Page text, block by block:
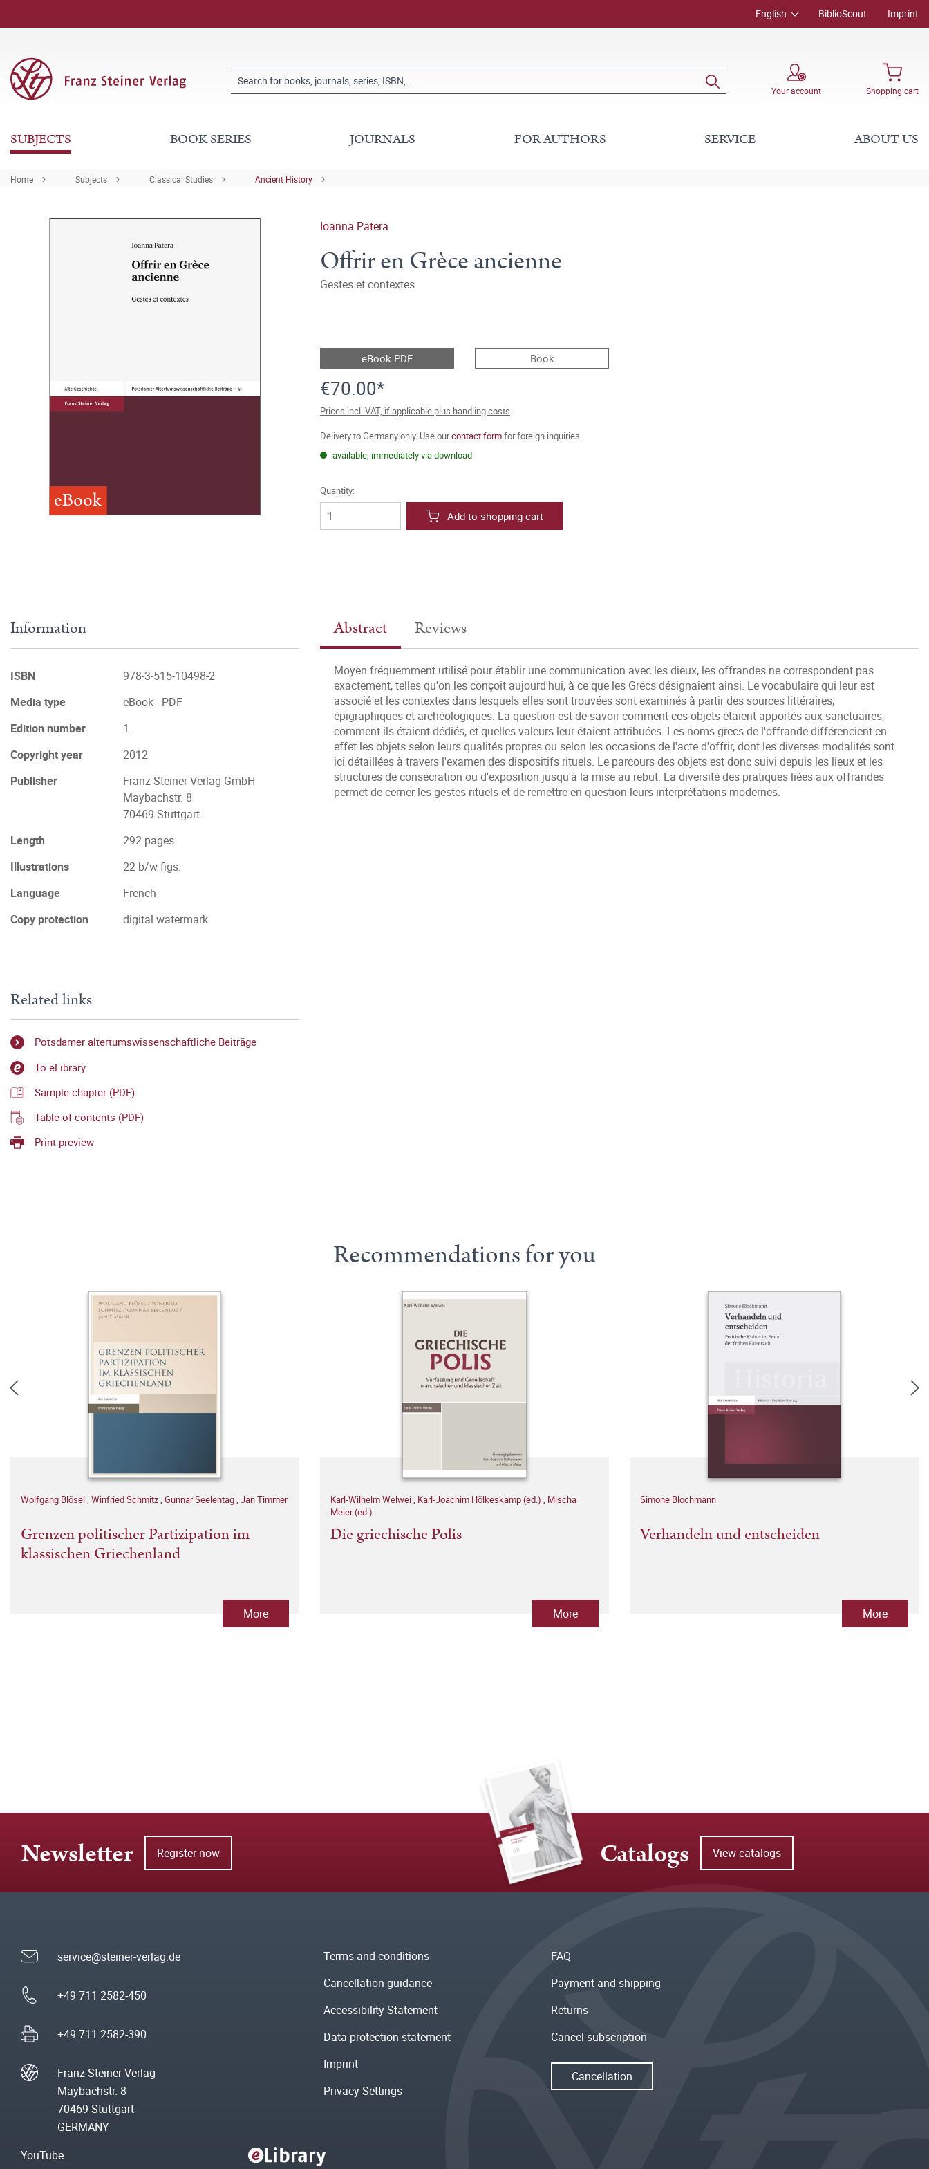
English BiblioScout Imprint
Your account Shopping cart
SUBJECTS BOOK SERIES JOURNALS FOR AUTHORS SERVICE ABOUT US
Home Subjects Classical Studies Ancient History
eBook
Ioanna Patera
Offrir en Grèce ancienne
Gestes et contextes
eBook PDF Book
€70.00*
Prices incl. VAT, if applicable plus handling costs
Delivery to Germany only. Use ourcontact formfor foreign inquiries.
available, immediately via download
Quantity:
Add to shopping cart
Abstract Reviews
Moyen fréquemment utilisé pour établir une communication avec les dieux, les offrandes ne correspondent pas
exactement, telles qu'on les conçoit aujourd'hui, à ce que les Grecs désignaient ainsi. Le vocabulaire qui leur est
associé et les contextes dans lesquels elles sont trouvées sont examinés à partir des sources littéraires,
épigraphiques et archéologiques. La question est de savoir comment ces objets étaient apportés aux sanctuaires,
comment ils étaient dédiés, et quelles valeurs leur étaient attribuées. Les noms grecs de l'offrande différencient en
effet les objets selon leurs qualités propres ou selon les occasions de l'acte d'offrir, dont les diverses modalités sont
ici détaillées à travers l'examen des dispositifs rituels. Le parcours des objets est donc suivi depuis les lieux et les
structures de consécration ou d'exposition jusqu'à la mise au rebut. La diversité des pratiques liées aux offrandes
permet de cerner les gestes rituels et de remettre en question leurs interprétations modernes.
Information
ISBN
978-3-515-10498-2
Media type
eBook - PDF
Edition number
1.
Copyright year
2012
Publisher
Franz Steiner Verlag GmbH
Maybachstr. 8
70469 Stuttgart
Length
292 pages
Illustrations
22 b/w figs.
Language
French
Copy protection
digital watermark
Related links
Potsdamer altertumswissenschaftliche Beiträge
To eLibrary
Sample chapter (PDF)
Table of contents (PDF)
Print preview
Recommendations for you
Wolfgang Blösel, Winfried Schmitz, Gunnar Seelentag, Jan Timmer
Grenzen politischer Partizipation im
klassischen Griechenland
More
Karl-Wilhelm Welwei, Karl-Joachim Hölkeskamp (ed.) , Mischa
Meier (ed.)
Die griechische Polis
More
Simone Blochmann
Verhandeln und entscheiden
More
Newsletter Register now Catalogs View catalogs
service@steiner-verlag.de
+49 711 2582-450
+49 711 2582-390
Franz Steiner Verlag
Maybachstr. 8
70469 Stuttgart
GERMANY
Terms and conditions
Cancellation guidance
Accessibility Statement
Data protection statement
Imprint
Privacy Settings
FAQ
Payment and shipping
Returns
Cancel subscription
Cancellation
YouTube